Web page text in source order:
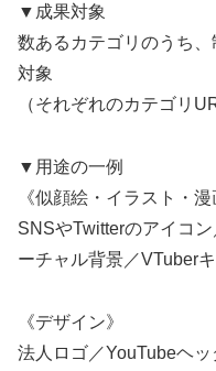
▼成果対象
数あるカテゴリのうち
対象
（それぞれのカテゴリ
▼用途の一例
《似顔絵・イラスト・漫
SNSやTwitterのアイコ
ーチャル背景／VTuber
《デザイン》
法人ロゴ／YouTubeヘ